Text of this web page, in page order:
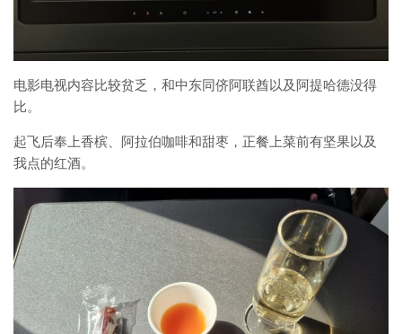
电影电视内容比较贫乏，和中东同侪阿联酋以及阿提哈德没得
比。
起飞后奉上香槟、阿拉伯咖啡和甜枣，正餐上菜前有坚果以及
我点的红酒。